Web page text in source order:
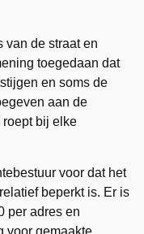
van de straat en
toegedaan dat
en soms de
aan de
roept bij elke
voor dat het
beperkt is. Er is
per adres en
voor gemaakte